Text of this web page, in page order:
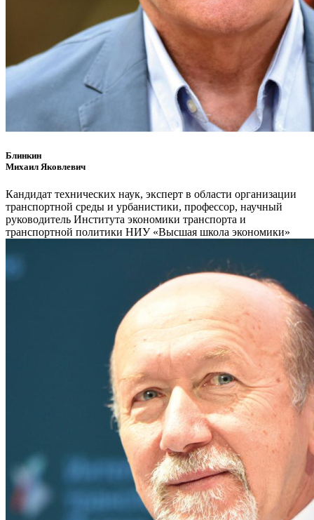
Блинкин
Михаил Яковлевич
Кандидат технических наук, эксперт в области организации
транспортной среды и урбанистики, профессор, научный
руководитель Института экономики транспорта и
транспортной политики НИУ «Высшая школа экономики»